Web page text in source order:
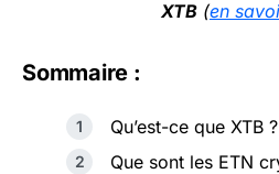
XTB (en
Sommaire :
Qu’est-ce que XTB ?
Que sont les ETN